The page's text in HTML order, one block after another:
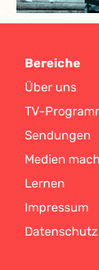
Bereiche
Über uns
TV-
Sendungen
Medien
Lernen
Impressum
Datenschutz